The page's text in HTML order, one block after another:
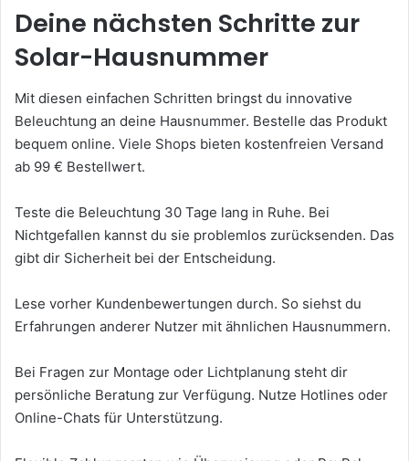
Deine nächsten Schritte zur
Solar-Hausnummer
Mit diesen einfachen Schritten bringst du innovative
Beleuchtung an deine Hausnummer. Bestelle das Produkt
bequem online. Viele Shops bieten kostenfreien Versand
ab 99 € Bestellwert.
Teste die Beleuchtung 30 Tage lang in Ruhe. Bei
Nichtgefallen kannst du sie problemlos zurücksenden. Das
gibt dir Sicherheit bei der Entscheidung.
Lese vorher Kundenbewertungen durch. So siehst du
Erfahrungen anderer Nutzer mit ähnlichen Hausnummern.
Bei Fragen zur Montage oder Lichtplanung steht dir
persönliche Beratung zur Verfügung. Nutze Hotlines oder
Online-Chats für Unterstützung.